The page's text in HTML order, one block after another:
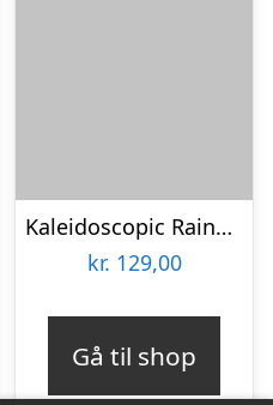
Kaleidoscopic Rainbow
kr. 129,00
Gå til shop